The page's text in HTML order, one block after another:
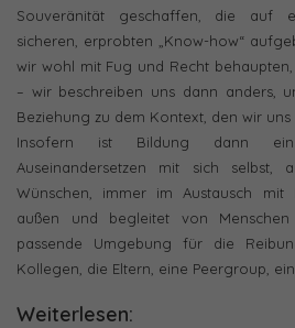
Souveränität geschaffen, die auf
sicheren, erprobten „Know-how“
wir wohl mit Fug und Recht
– wir beschreiben uns dann anders,
Beziehung zu dem Kontext, den wir uns
Insofern ist Bildung dann ein
Auseinandersetzen mit sich selbst,
Wünschen, immer im Austausch
außen und begleitet von
passende Umgebung für die
Kollegen, die Eltern, eine Peergroup,
Weiterlesen: